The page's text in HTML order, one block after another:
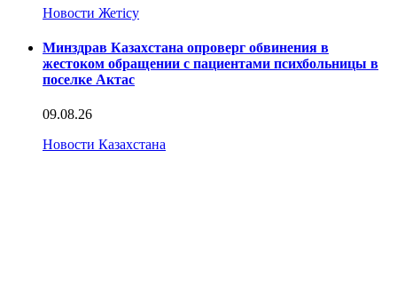
Новости Жетісу
Минздрав Казахстана опроверг обвинения в
жестоком обращении с пациентами психбольницы в
поселке Актас
09.08.26
Новости Казахстана